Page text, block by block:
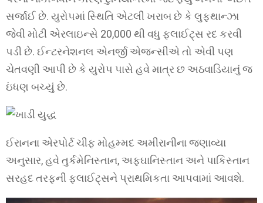
સર્જાઈ છે. યુરોપમાં સ્થિતિ એટલી ખરાબ છે કે લુફ્થાન્ઝા
જેવી મોટી એરલાઇન્સે 20,000 થી વધુ ફ્લાઈટ્સ રદ કરવી
પડી છે. ઈન્ટરનેશનલ એનર્જી એજન્સીએ તો એવી પણ
ચેતવણી આપી છે કે યુરોપ પાસે હવે માત્ર છ અઠવાડિયાનું જ
ઇંધણ બચ્યું છે.
ઈરાનના એરપોર્ટ ચીફ મોહમ્મદ અમીરાનીના જણાવ્યા
અનુસાર, હવે તુર્કમેનિસ્તાન, અફઘાનિસ્તાન અને પાકિસ્તાન
સરહદ તરફની ફ્લાઈટ્સને પ્રાથમિકતા આપવામાં આવશે.